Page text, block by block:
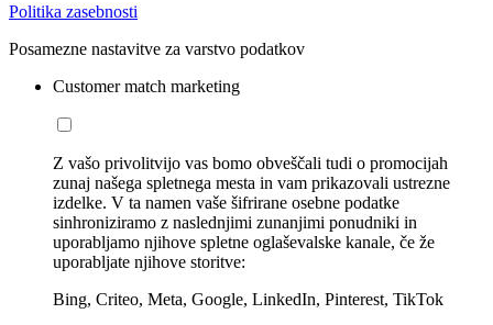
Politika zasebnosti
Posamezne nastavitve za varstvo podatkov
Customer match marketing
Z vašo privolitvijo vas bomo obveščali tudi o promocijah
zunaj našega spletnega mesta in vam prikazovali ustrezne
izdelke. V ta namen vaše šifrirane osebne podatke
sinhroniziramo z naslednjimi zunanjimi ponudniki in
uporabljamo njihove spletne oglaševalske kanale, če že
uporabljate njihove storitve:
Bing, Criteo, Meta, Google, LinkedIn, Pinterest, TikTok